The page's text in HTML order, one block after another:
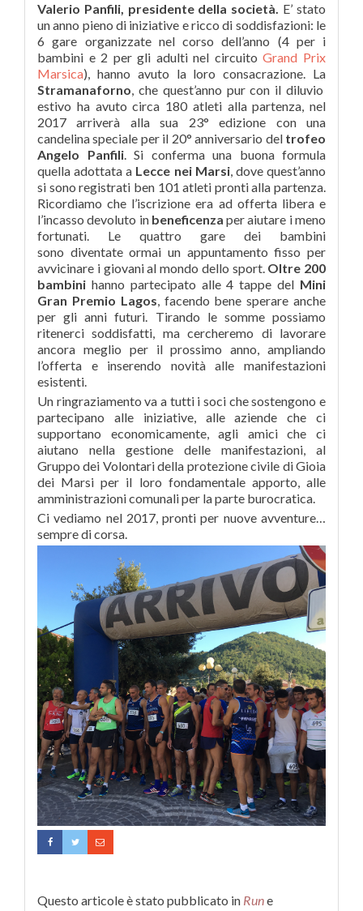
Valerio Panfili, presidente della società. E’ stato
un anno pieno di iniziative e ricco di soddisfazioni: le
6 gare organizzate nel corso dell’anno (4 per i
bambini e 2 per gli adulti nel circuitoGrand Prix
Marsica), hanno avuto la loro consacrazione. La
Stramanaforno, che quest’anno pur con il diluvio
estivo ha avuto circa 180 atleti alla partenza, nel
2017 arriverà alla sua 23° edizione con una
candelina speciale per il 20° anniversario del trofeo
Angelo Panfili. Si conferma una buona formula
quella adottata a Lecce nei Marsi, dove quest’anno
si sono registrati ben 101 atleti pronti alla partenza.
Ricordiamo che l’iscrizione era ad offerta libera e
l’incasso devoluto in beneficenza per aiutare i meno
fortunati. Le quattro gare dei bambini
sono diventate ormai un appuntamento fisso per
avvicinare i giovani al mondo dello sport. Oltre 200
bambini hanno partecipato alle 4 tappe del Mini
Gran Premio Lagos, facendo bene sperare anche
per gli anni futuri. Tirando le somme possiamo
ritenerci soddisfatti, ma cercheremo di lavorare
ancora meglio per il prossimo anno, ampliando
l’offerta e inserendo novità alle manifestazioni
esistenti.
Un ringraziamento va a tutti i soci che sostengono e
partecipano alle iniziative, alle aziende che ci
supportano economicamente, agli amici che ci
aiutano nella gestione delle manifestazioni, al
Gruppo dei Volontari della protezione civile di Gioia
dei Marsi per il loro fondamentale apporto, alle
amministrazioni comunali per la parte burocratica.
Ci vediamo nel 2017, pronti per nuove avventure…
sempre di corsa.
Questo articole è stato pubblicato in Rune